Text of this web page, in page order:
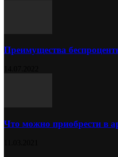
Преимущества
Что можно приобрести в